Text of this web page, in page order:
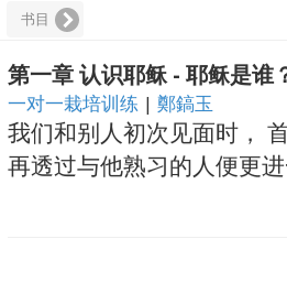
书目
第一章 认识耶稣 - 耶稣是谁
一对一栽培训练 | 鄭鎬玉
我们和别人初次见面时，
再透过与他熟习的人便更